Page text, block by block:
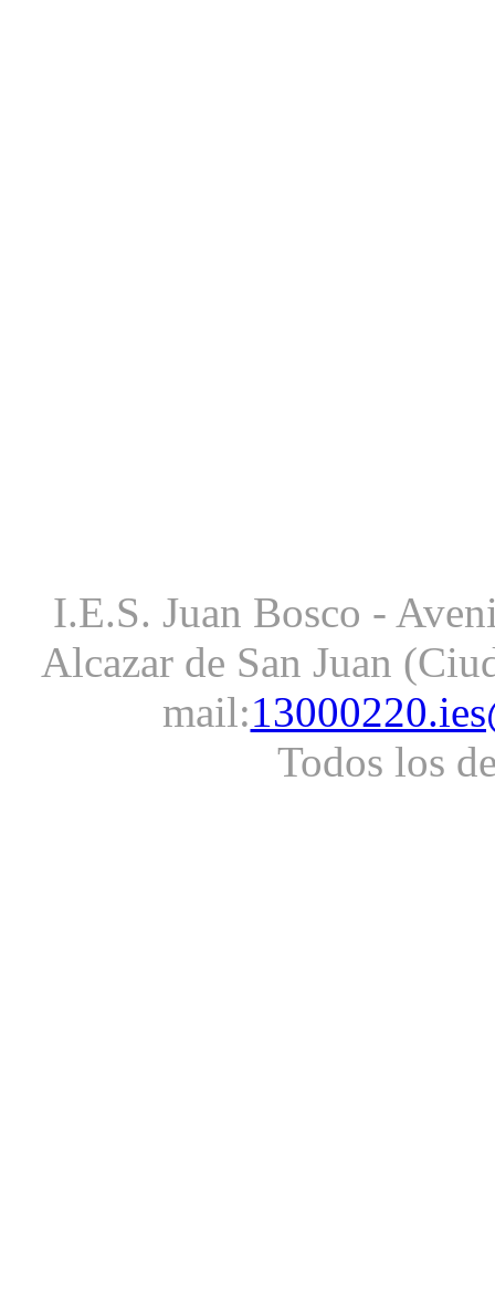
I.E.S. Juan Bosco -
Alcazar de San Juan
mail:
Todos los